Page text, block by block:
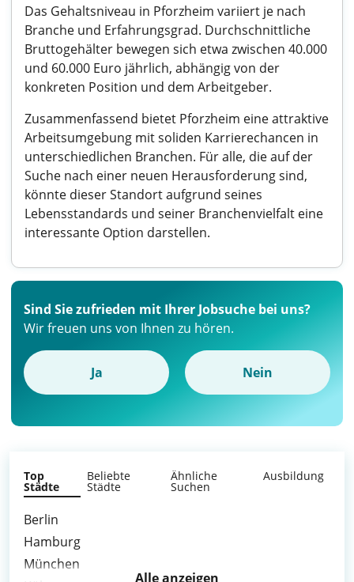
Das Gehaltsniveau in Pforzheim variiert je nach
Branche und Erfahrungsgrad. Durchschnittliche
Bruttogehälter bewegen sich etwa zwischen 40.000
und 60.000 Euro jährlich, abhängig von der
konkreten Position und dem Arbeitgeber.
Zusammenfassend bietet Pforzheim eine attraktive
Arbeitsumgebung mit soliden Karrierechancen in
unterschiedlichen Branchen. Für alle, die auf der
Suche nach einer neuen Herausforderung sind,
könnte dieser Standort aufgrund seines
Lebensstandards und seiner Branchenvielfalt eine
interessante Option darstellen.
Sind Sie zufrieden mit Ihrer Jobsuche bei uns?
Wir freuen uns von Ihnen zu hören.
Ja Nein
Top
Städte
Beliebte
Städte
Ähnliche
Suchen
Ausbildung
Berlin
Hamburg
München
Alle anzeigen